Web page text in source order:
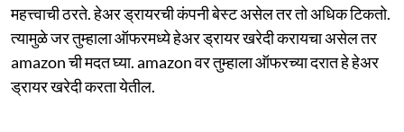
महत्त्वाची ठरते. हेअर ड्रायरची कंपनी बेस्ट असेल तर तो अधिक टिकतो.
त्यामुळे जर तुम्हाला ऑफरमध्ये हेअर ड्रायर खरेदी करायचा असेल तर
amazon ची मदत घ्या. amazon वर तुम्हाला ऑफरच्या दरात हे हेअर
ड्रायर खरेदी करता येतील.